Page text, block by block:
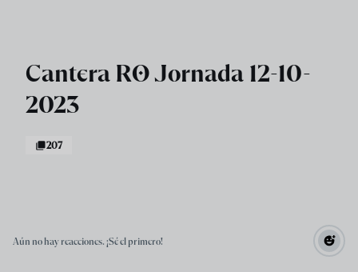
Cantera RO Jornada 12-10-
2023
207
Aún no hay reacciones. ¡Sé el primero!